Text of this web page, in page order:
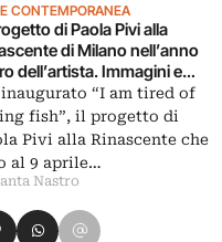
CONTEMPORANEA
di Paola Pivi alla
di Milano nell’anno
dell’artista. Immagini e
“I am tired of
fish”, il progetto di
Pivi alla Rinascente che
al 9 aprile…
Nastro
su LinkedIn
su Pinterest
Condividi su WhatsApp
Condividi su Email